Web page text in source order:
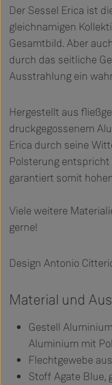
Der Sessel Erica ist
gleichnamigen
Gesamtbild. Aber
durch das seitliche
Ausstrahlung ein
Hergestellt aus
druckgegossenem
Erica durch seine
Polsterung
garantiert somit
Viele weitere
gerne!
Design Antonio
Material und
Gestell
Aluminium mit
Flechtgewebe
Stoff Agate Blue,